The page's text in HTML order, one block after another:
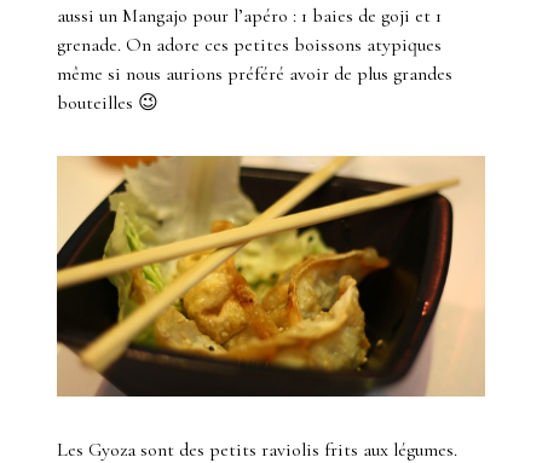
aussi un Mangajo pour l’apéro : 1 baies de goji et 1
grenade. On adore ces petites boissons atypiques
même si nous aurions préféré avoir de plus grandes
bouteilles 😉
Les Gyoza sont des petits raviolis frits aux légumes.